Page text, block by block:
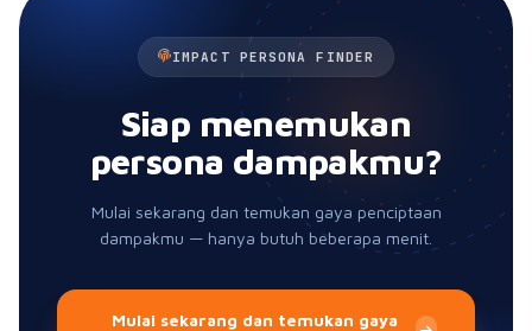
IMPACT PERSONA FINDER
Siap menemukan
persona dampakmu?
Mulai sekarang dan temukan gaya penciptaan
dampakmu — hanya butuh beberapa menit.
Mulai sekarang dan temukan gaya